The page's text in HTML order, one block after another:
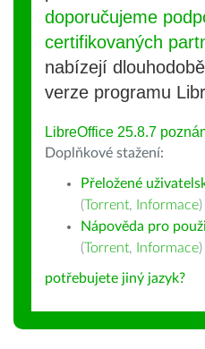
doporučujeme
certifikovaných
nabízejí
verze programu
LibreOffice 25.8.7
Doplňkové stažení:
Přeložené
(Torrent, Informace)
Nápověda pro
(Torrent, Informace)
potřebujete jiný jazyk?